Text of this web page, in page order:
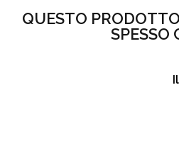
QUESTO
SPESSO